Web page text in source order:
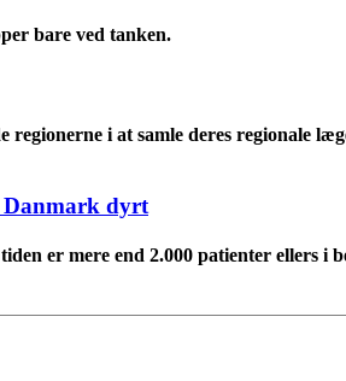
bare ved tanken.
i at samle deres regionale
Danmark dyrt
er mere end 2.000 patienter ellers i